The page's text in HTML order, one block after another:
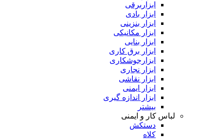
ابزاربرقی
ابزار بادی
ابزار بنزینی
ابزار مکانیکی
ابزار بنایی
ابزار برق کاری
ابزارجوشکاری
ابزار نجاری
ابزار نقاشی
ابزار ایمنی
ابزار اندازه گیری
بیشتر
لباس کار و ایمنی
دستکش
کلاه